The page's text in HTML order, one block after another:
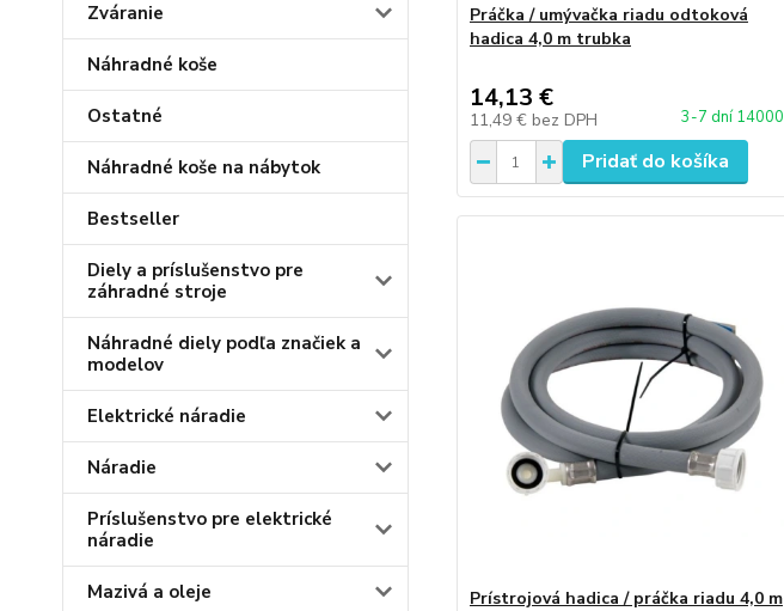
Zváranie
Náhradné koše
Ostatné
Náhradné koše na nábytok
Bestseller
Diely a príslušenstvo pre
záhradné stroje
Náhradné diely podľa značiek a
modelov
Elektrické náradie
Náradie
Príslušenstvo pre elektrické
náradie
Mazivá a oleje
Práčka / umývačka riadu odtoková
hadica 4,0 m trubka
14,13 €
11,49 € bez DPH 3-7 dní 14000
Pridať do košíka
Prístrojová hadica / práčka riadu 4,0 m